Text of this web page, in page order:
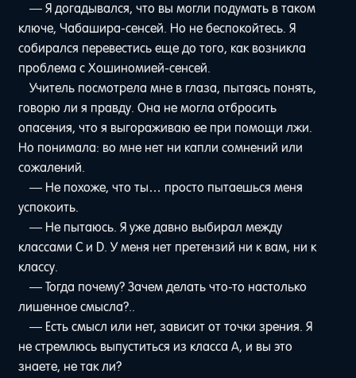
— Я догадывался, что вы могли подумать в таком
ключе, Чабашира-сенсей. Но не беспокойтесь. Я
собирался перевестись еще до того, как возникла
проблема с Хошиномией-сенсей.
Учитель посмотрела мне в глаза, пытаясь понять,
говорю ли я правду. Она не могла отбросить
опасения, что я выгораживаю ее при помощи лжи.
Но понимала: во мне нет ни капли сомнений или
сожалений.
— Не похоже, что ты… просто пытаешься меня
успокоить.
— Не пытаюсь. Я уже давно выбирал между
классами C и D. У меня нет претензий ни к вам, ни к
классу.
— Тогда почему? Зачем делать что-то настолько
лишенное смысла?..
— Есть смысл или нет, зависит от точки зрения. Я
не стремлюсь выпуститься из класса A, и вы это
знаете, не так ли?